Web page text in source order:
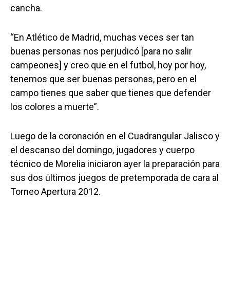
cancha.
“En Atlético de Madrid, muchas veces ser tan
buenas personas nos perjudicó [para no salir
campeones] y creo que en el futbol, hoy por hoy,
tenemos que ser buenas personas, pero en el
campo tienes que saber que tienes que defender
los colores a muerte”.
Luego de la coronación en el Cuadrangular Jalisco y
el descanso del domingo, jugadores y cuerpo
técnico de Morelia iniciaron ayer la preparación para
sus dos últimos juegos de pretemporada de cara al
Torneo Apertura 2012.